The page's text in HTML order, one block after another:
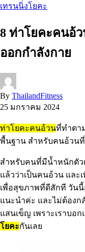
เทรนนิ่งโยคะ
8 ท่าโยคะคนอ้
ออกกำลังกาย
By ThailandFitness
25 มกราคม 2024
ท่าโยคะคนอ้วนที่ทำตา
พื้นฐาน สำหรับคนอ้วนที่
สำหรับคนที่มีน้ำหนักตั
แล้วว่าเป็นคนอ้วน และ
เพื่อสุขภาพที่ดีสักที วัน
แนะนำค่ะ และไม่ต้องก
แสนเข็ญ เพราะเราบอ
โยคะกันเลย